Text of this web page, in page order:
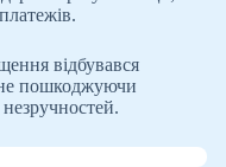
відбувався
пошкоджуючи